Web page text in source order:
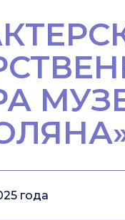
года